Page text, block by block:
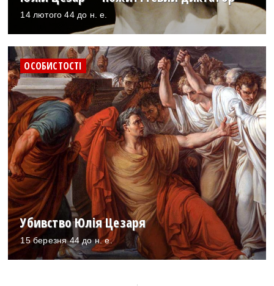
14 лютого 44 до н. е.
ОСОБИСТОСТІ
Убивство Юлія Цезаря
15 березня 44 до н. е.